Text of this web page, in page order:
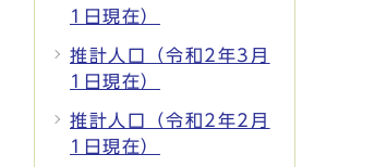
1日現在）
推計人口（令和2年3月
1日現在）
推計人口（令和2年2月
1日現在）